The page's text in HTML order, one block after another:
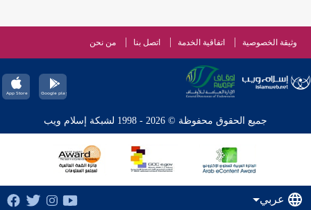
وثيقة الخصوصية اتفاقية الخدمة اتصل بنا من نحن
جميع الحقوق محفوظة © 2026 - 1998 لشبكة إسلام ويب
عربي